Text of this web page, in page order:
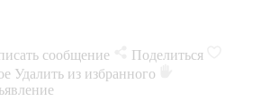
сообщение
Поделиться
Удалить из избранного